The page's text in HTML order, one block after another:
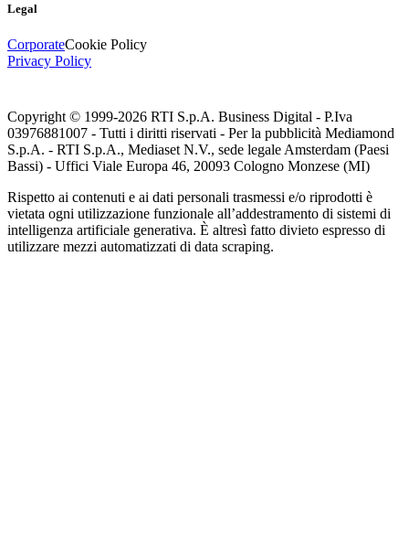
Legal
CorporateCookie Policy
Privacy Policy
Copyright © 1999-2026 RTI S.p.A. Business Digital - P.Iva
03976881007 - Tutti i diritti riservati - Per la pubblicità Mediamond
S.p.A. - RTI S.p.A., Mediaset N.V., sede legale Amsterdam (Paesi
Bassi) - Uffici Viale Europa 46, 20093 Cologno Monzese (MI)
Rispetto ai contenuti e ai dati personali trasmessi e/o riprodotti è
vietata ogni utilizzazione funzionale all’addestramento di sistemi di
intelligenza artificiale generativa. È altresì fatto divieto espresso di
utilizzare mezzi automatizzati di data scraping.